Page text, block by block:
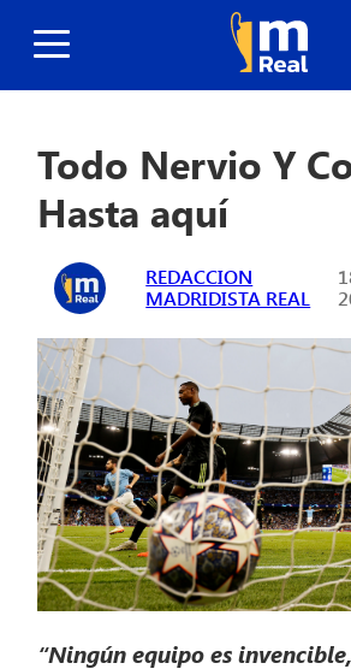
Todo Nervio Y
Hasta aquí
REDACCION
MADRIDISTA REAL
“Ningún equipo es